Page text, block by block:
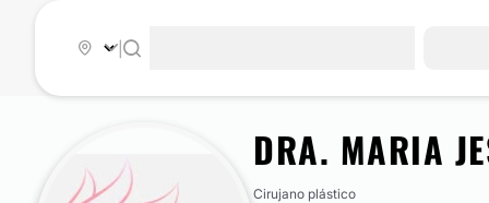
DRA. MARIA
Cirujano plástico